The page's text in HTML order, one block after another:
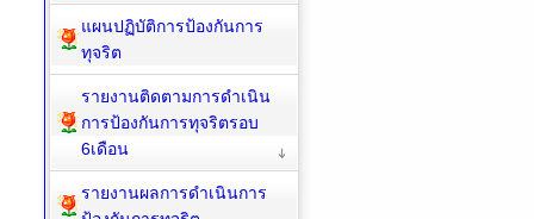
อำนาจหน้าที่
แผนปฏิบัติการป้องกันการ
ทุจริต
รายงานติดตามการดำเนิน
การป้องกันการทุจริตรอบ
6เดือน